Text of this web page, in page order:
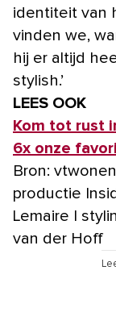
identiteit van
vinden we,
hij er altijd
stylish.’
LEES OOK
Kom tot rust
6x onze
Bron:
productie
Lemaire |
van der Hoff